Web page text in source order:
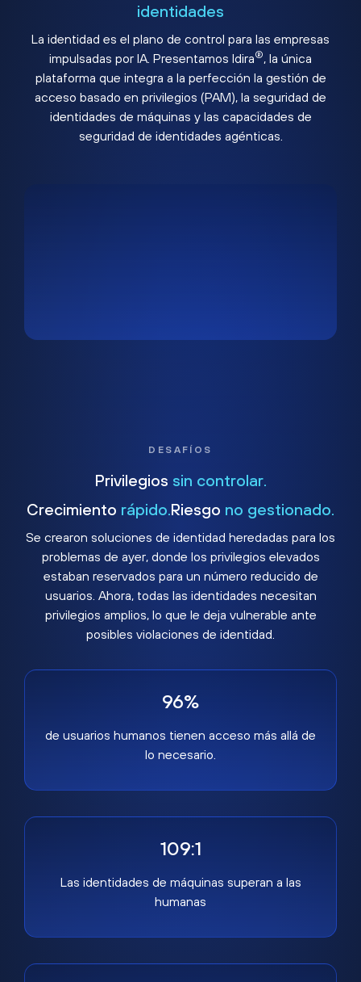
identidades
La identidad es el plano de control para las empresas
impulsadas por IA. Presentamos Idira®, la única
plataforma que integra a la perfección la gestión de
acceso basado en privilegios (PAM), la seguridad de
identidades de máquinas y las capacidades de
seguridad de identidades agénticas.
DESAFÍOS
Privilegios sin controlar.
Crecimiento rápido. Riesgo no gestionado.
Se crearon soluciones de identidad heredadas para los
problemas de ayer, donde los privilegios elevados
estaban reservados para un número reducido de
usuarios. Ahora, todas las identidades necesitan
privilegios amplios, lo que le deja vulnerable ante
posibles violaciones de identidad.
96%
de usuarios humanos tienen acceso más allá de
lo necesario.
109:1
Las identidades de máquinas superan a las
humanas